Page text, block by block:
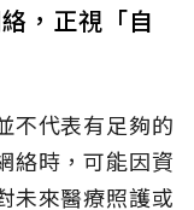
，正視「自
不代表有足夠的
絡時，可能因資
未來醫療照護或